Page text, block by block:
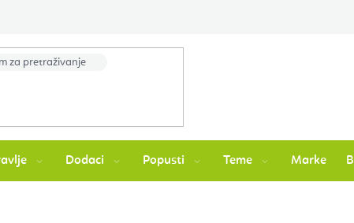
Dodaci Popusti Teme Marke